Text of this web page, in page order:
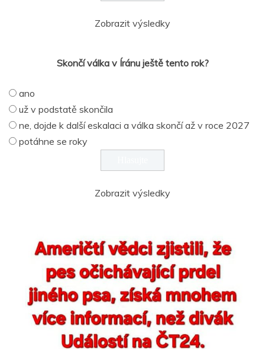
Zobrazit výsledky
Skončí válka v Íránu ještě tento rok?
ano
už v podstatě skončila
ne, dojde k další eskalaci a válka skončí až v roce 2027
potáhne se roky
Zobrazit výsledky